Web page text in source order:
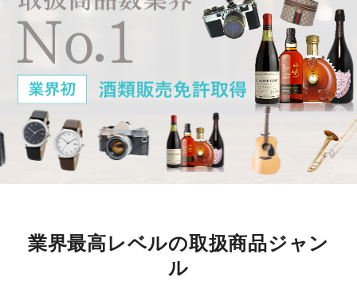
業界最高レベルの取扱商品ジャン
ル